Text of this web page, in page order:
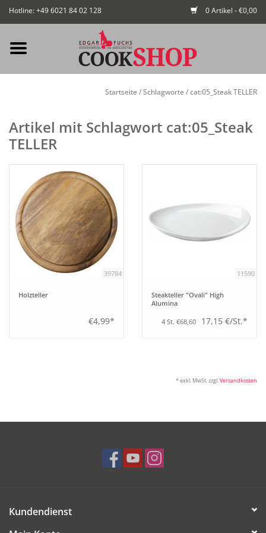
Hotline: +49 6021 84 02 128 0 Artikel - €0,00
Startseite
NEU
Gedeckter Tisch
Buffet
Fingerfood
Bar
Möbel
Startseite /Schlagworte /cat:05_Steak TELLER
Artikel mit Schlagwort cat:05_Steak
TELLER
39784
Holzteller
€4,99*
11590
Steakteller "Ovali" High
Alumina
4 St. €68,60 17,15 €/St.*
* exkl. MwSt. zzgl.Versandkosten
Kundendienst